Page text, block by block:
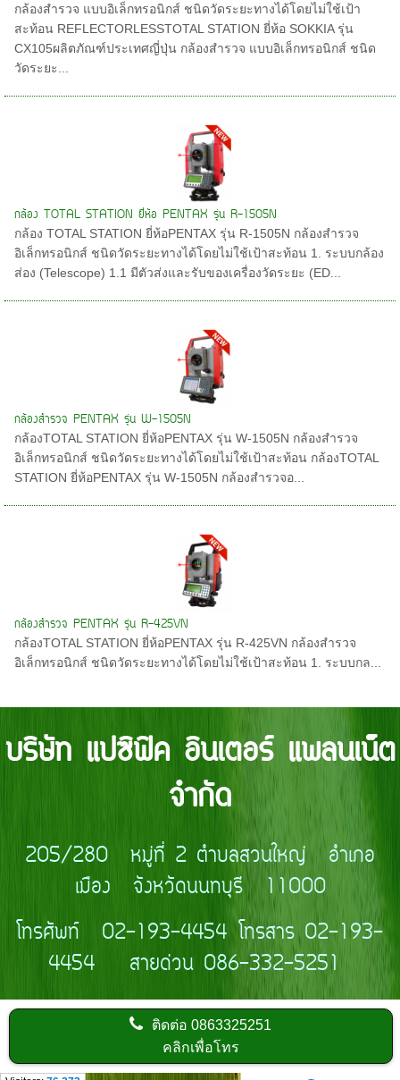
กล้องสำรวจ แบบอิเล็กทรอนิกส์ ชนิดวัดระยะทางได้โดยไม่ใช้เป้า
สะท้อน REFLECTORLESSTOTAL STATION ยี่ห้อ SOKKIA รุ่น
CX105ผลิตภัณฑ์ประเทศญี่ปุ่น กล้องสำรวจ แบบอิเล็กทรอนิกส์ ชนิด
วัดระยะ...
กล้อง TOTAL STATION ยี่ห้อ PENTAX รุ่น R-1505N
กล้อง TOTAL STATION ยี่ห้อPENTAX รุ่น R-1505N กล้องสำรวจ
อิเล็กทรอนิกส์ ชนิดวัดระยะทางได้โดยไม่ใช้เป้าสะท้อน 1. ระบบกล้อง
ส่อง (Telescope) 1.1 มีตัวส่งและรับของเครื่องวัดระยะ (ED...
กล้องสำรวจ PENTAX รุ่น W-1505N
กล้องTOTAL STATION ยี่ห้อPENTAX รุ่น W-1505N กล้องสำรวจ
อิเล็กทรอนิกส์ ชนิดวัดระยะทางได้โดยไม่ใช้เป้าสะท้อน กล้องTOTAL
STATION ยี่ห้อPENTAX รุ่น W-1505N กล้องสำรวจอ...
กล้องสำรวจ PENTAX รุ่น R-425VN
กล้องTOTAL STATION ยี่ห้อPENTAX รุ่น R-425VN กล้องสำรวจ
อิเล็กทรอนิกส์ ชนิดวัดระยะทางได้โดยไม่ใช้เป้าสะท้อน 1. ระบบกล...
บริษัท แปซิฟิค อินเตอร์ แพลนเน็ต
จำกัด
205/280 หมู่ที่ 2 ตำบลสวนใหญ่ อำเภอ
เมือง จังหวัดนนทบุรี 11000
โทรศัพท์ 02-193-4454 โทรสาร 02-193-
4454 สายด่วน 086-332-5251
ติดต่อ0863325251
คลิกเพื่อโทร